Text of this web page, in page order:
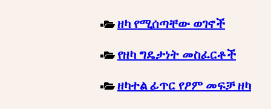
ዘካ የሚሰጣቸው ወገኖች
የዘካ ግዴታነት መስፈርቶች
ዘካተል ፊጥር የፆም መፍቻ ዘካ